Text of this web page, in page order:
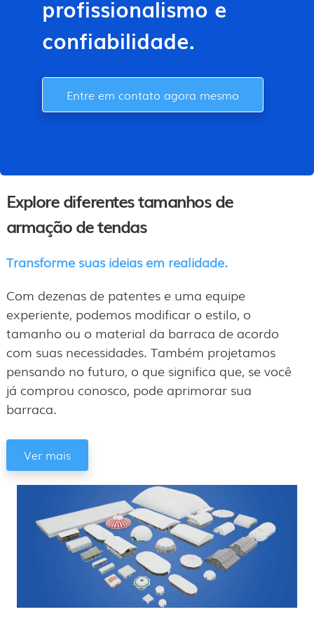
profissionalismo e
confiabilidade.
Entre em contato agora mesmo
Explore diferentes tamanhos de
armação de tendas
Transforme suas ideias em realidade.
Com dezenas de patentes e uma equipe
experiente, podemos modificar o estilo, o
tamanho ou o material da barraca de acordo
com suas necessidades. Também projetamos
pensando no futuro, o que significa que, se você
já comprou conosco, pode aprimorar sua
barraca.
Ver mais